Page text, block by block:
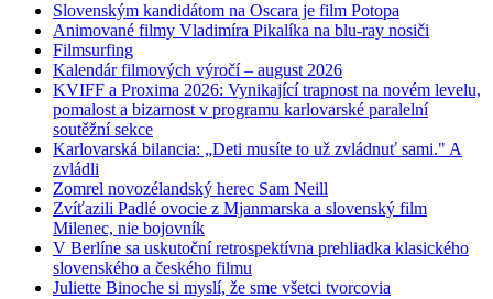
Slovenským kandidátom na Oscara je film Potopa
Animované filmy Vladimíra Pikalíka na blu-ray nosiči
Filmsurfing
Kalendár filmových výročí – august 2026
KVIFF a Proxima 2026: Vynikající trapnost na novém levelu,
pomalost a bizarnost v programu karlovarské paralelní
soutěžní sekce
Karlovarská bilancia: „Deti musíte to už zvládnuť sami." A
zvládli
Zomrel novozélandský herec Sam Neill
Zvíťazili Padlé ovocie z Mjanmarska a slovenský film
Milenec, nie bojovník
V Berlíne sa uskutoční retrospektívna prehliadka klasického
slovenského a českého filmu
Juliette Binoche si myslí, že sme všetci tvorcovia